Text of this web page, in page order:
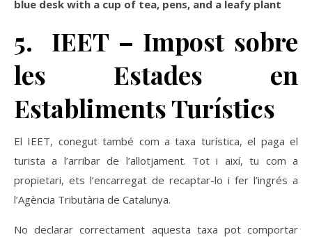
5. IEET – Impost sobre
les Estades en
Establiments Turístics
El IEET, conegut també com a taxa turística, el paga el
turista a l’arribar de l’allotjament. Tot i així, tu com a
propietari, ets l’encarregat de recaptar-lo i fer l’ingrés a
l’Agència Tributària de Catalunya.
No declarar correctament aquesta taxa pot comportar